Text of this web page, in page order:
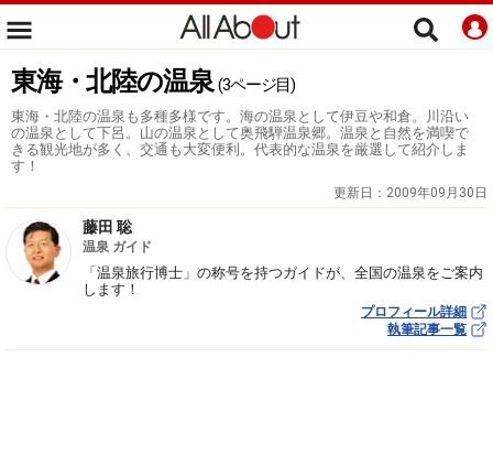
東海・北陸の温泉 (3ページ目)
東海・北陸の温泉も多種多様です。海の温泉として伊豆や和倉。川沿い
の温泉として下呂。山の温泉として奥飛騨温泉郷。温泉と自然を満喫で
きる観光地が多く、交通も大変便利。代表的な温泉を厳選して紹介しま
す！
更新日： 2009年09月30日
藤田 聡
温泉 ガイド
「温泉旅行博士」の称号を持つガイドが、全国の温泉をご案内
します！
プロフィール詳細
執筆記事一覧